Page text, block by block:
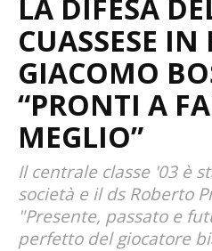
LA DIFESA
CUASSESE
GIACOMO
“PRONTI A
MEGLIO”
Il centrale classe '03 è
società e il ds Roberto
"Presente, passato e
perfetto del giocatore